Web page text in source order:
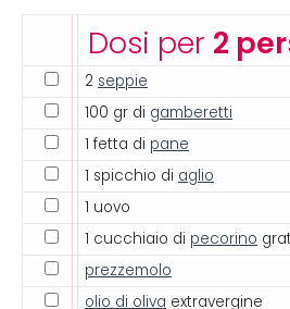
Dosi per 2
2 seppie
100 gr di gamberetti
1 fetta di pane
1 spicchio di aglio
1 uovo
1 cucchiaio di pecorino
prezzemolo
olio di oliva extravergine